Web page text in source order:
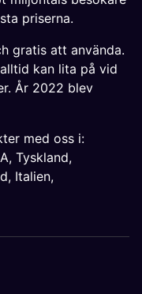
priserna.
gratis att använda.
kan lita på vid
År 2022 blev
med oss i:
, Tyskland,
, Italien,